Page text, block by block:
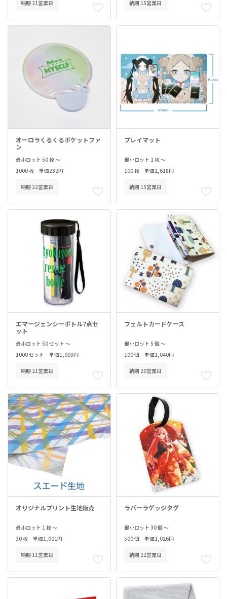
納期 21営業日 納期 15営業日
オーロラくるくるポケットファ
ン
最小ロット 50 枚 ～
1000 枚 単価282円
納期 22営業日
プレイマット
最小ロット 1 枚 ～
100 枚 単価2,618円
納期 15営業日
エマージェンシーボトル7点セ
ット
最小ロット 50 セット ～
1000 セット 単価1,003円
納期 21営業日
フェルトカードケース
最小ロット 5 個 ～
100 個 単価1,040円
納期 20営業日
オリジナルプリント生地販売
最小ロット 1 枚 ～
30 枚 単価1,001円
納期 11営業日
ラバーラゲッジタグ
最小ロット 30 個 ～
500 個 単価1,026円
納期 22営業日